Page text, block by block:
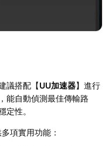
議搭配【UU加速器】進行
能自動偵測最佳傳輸路
定性。
項實用功能：